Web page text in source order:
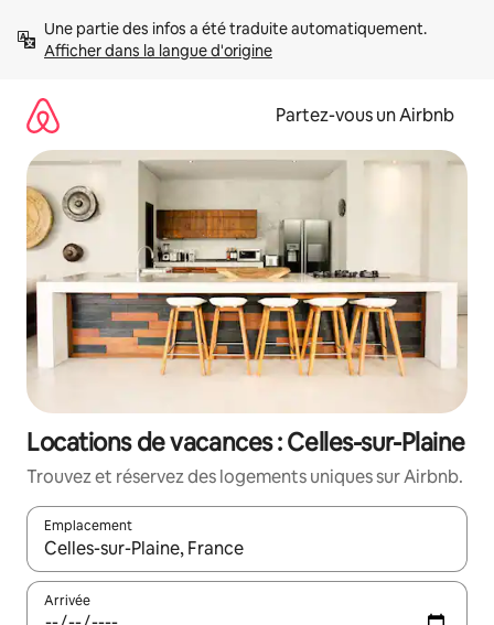
directement
Afficher dans la langue d'origine
Partez-vous un Airbnb
Locations de vacances : Celles-sur-Plaine
Trouvez et réservez des logements uniques sur Airbnb.
Emplacement
Quand les résultats sont affichés, parcourez-les en utilisant
Arrivée